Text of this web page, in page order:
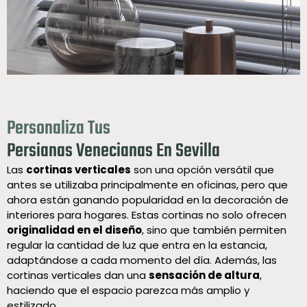
Personaliza Tus
Persianas Venecianas En Sevilla
Las cortinas verticales son una opción versátil que
antes se utilizaba principalmente en oficinas, pero que
ahora están ganando popularidad en la decoración de
interiores para hogares. Estas cortinas no solo ofrecen
originalidad en el diseño, sino que también permiten
regular la cantidad de luz que entra en la estancia,
adaptándose a cada momento del día. Además, las
cortinas verticales dan una sensación de altura,
haciendo que el espacio parezca más amplio y